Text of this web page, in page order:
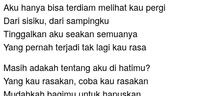
Aku hanya bisa terdiam melihat kau pergi
Dari sisiku, dari sampingku
Tinggalkan aku seakan semuanya
Yang pernah terjadi tak lagi kau rasa
Masih adakah tentang aku di hatimu?
Yang kau rasakan, coba kau rasakan